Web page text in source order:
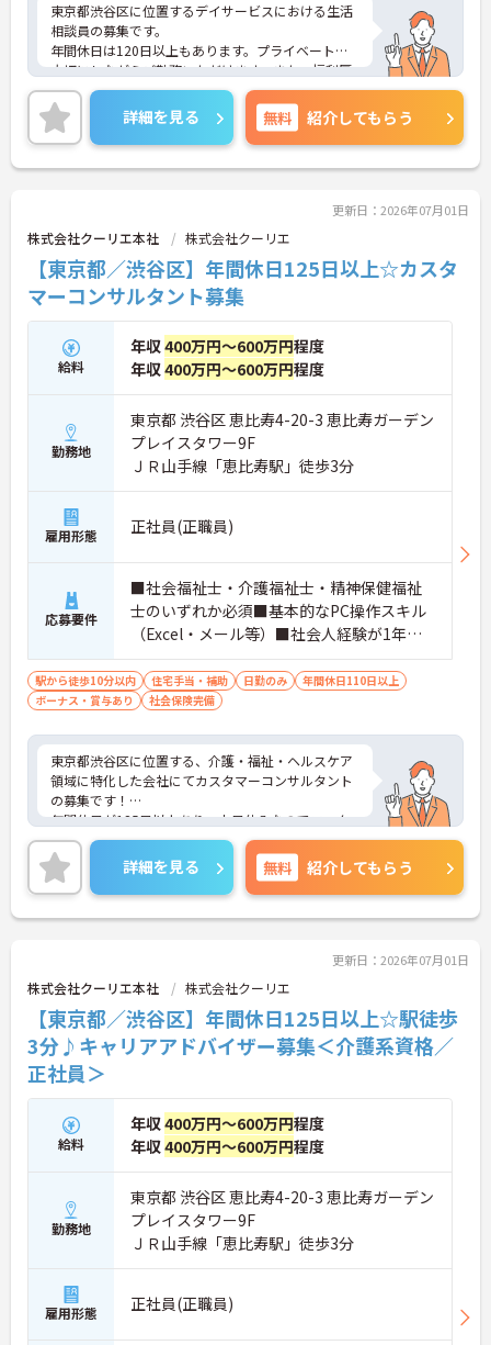
東京都渋谷区に位置するデイサービスにおける生活
相談員の募集です。
年間休日は120日以上もあります。プライベートを
大切にしながらご勤務いただけます。また、福利厚
生が充実しています。働きやすい環境が整ってお
り、安心して長くご勤務いただけます。給与は月給
が31.9万円～と高水準です。
ご興味のある方には、面接対策ポイントなど、さら
に詳細をご案内しますのでお気軽にご相談くださ
詳細を見る 無料 紹介してもらう
更新日：2026年07月01日
株式会社クーリエ本社 株式会社クーリエ
【東京都／渋谷区】年間休日125日以上☆カスタ
マーコンサルタント募集
給料
年収400万円～600万円程度
年収400万円～600万円程度
勤務地
東京都 渋谷区 恵比寿4-20-3 恵比寿ガーデン
プレイスタワー9F
ＪＲ山手線「恵比寿駅」徒歩3分
雇用形態 正社員(正職員)
応募要件
■社会福祉士・介護福祉士・精神保健福祉
士のいずれか必須■基本的なPC操作スキル
（Excel・メール等）■社会人経験が1年以
上ある方■顧客の意向を理解し、適切な対
応ができるコミュニケーション能力を有す
る方
駅から徒歩10分以内 住宅手当・補助 日勤のみ
年間休日110日以上
ボーナス・賞与あり
社会保険完備
東京都渋谷区に位置する、介護・福祉・ヘルスケア
領域に特化した会社にてカスタマーコンサルタント
の募集です！
年間休日が125日以上あり、土日休みなのでワーク
ライフバランスが叶います♪また、駅から徒歩3分
の好立地なので通勤らくらくです◎
ご興味のある方には、面接対策ポイントなど、さら
に詳細をお話しいたしますのでお気軽にご相談くだ
さい！
詳細を見る 無料 紹介してもらう
更新日：2026年07月01日
株式会社クーリエ本社 株式会社クーリエ
【東京都／渋谷区】年間休日125日以上☆駅徒歩
3分♪キャリアアドバイザー募集＜介護系資格／
正社員＞
給料
年収400万円～600万円程度
年収400万円～600万円程度
勤務地
東京都 渋谷区 恵比寿4-20-3 恵比寿ガーデン
プレイスタワー9F
ＪＲ山手線「恵比寿駅」徒歩3分
雇用形態 正社員(正職員)